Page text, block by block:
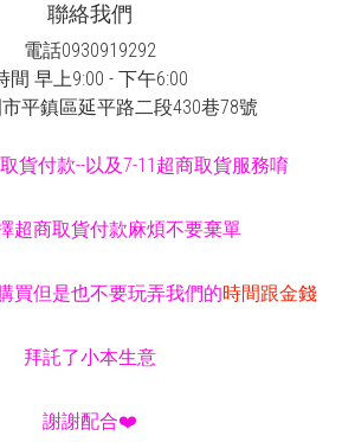
聯絡我們
電話0930919292
間 早上9:00 - 下午6:00
平鎮區延平路二段430巷78號
貨付款--以及7-11超商取貨服務唷
超商取貨付款麻煩不要棄單
買但是也不要玩弄我們的時間跟金錢
拜託了小本生意
謝謝配合❤️